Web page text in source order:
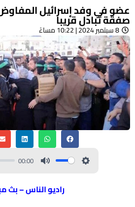
عضو في وفد إسرائيل
صفقة تبادل قريبا
8 سبتمبر 2024 | 10:22 مساءً
00:00
راديو الناس – بث